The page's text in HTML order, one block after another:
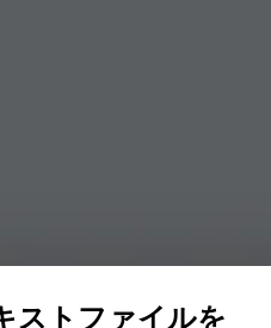
ストファイルを